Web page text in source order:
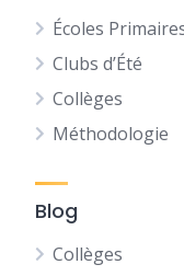
Écoles
Clubs d’Été
Collèges
Méthodologie
Blog
Collèges